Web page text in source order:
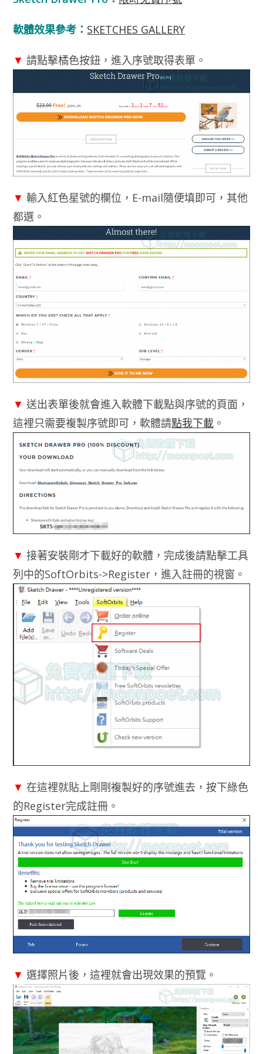
軟體效果參考： SKETCHES GALLERY
▼ 請點擊橘色按鈕，進入序號取得表單。
▼ 輸入紅色星號的欄位，E-mail隨便填即可，其他
都選。
▼ 送出表單後就會進入軟體下載點與序號的頁面，
這裡只需要複製序號即可，軟體請點我下載 。
▼ 接著安裝剛才下載好的軟體，完成後請點擊工具
列中的SoftOrbits->Register，進入註冊的視窗。
▼ 在這裡就貼上剛剛複製好的序號進去，按下綠色
的Register完成註冊。
▼ 選擇照片後，這裡就會出現效果的預覽。